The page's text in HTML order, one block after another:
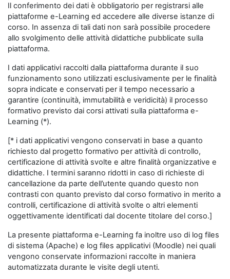
Il conferimento dei dati è obbligatorio per registrarsi alle
piattaforme e-Learning ed accedere alle diverse istanze di
corso. In assenza di tali dati non sarà possibile procedere
allo svolgimento delle attività didattiche pubblicate sulla
piattaforma.
I dati applicativi raccolti dalla piattaforma durante il suo
funzionamento sono utilizzati esclusivamente per le finalità
sopra indicate e conservati per il tempo necessario a
garantire (continuità, immutabilità e veridicità) il processo
formativo previsto dai corsi attivati sulla piattaforma e-
Learning (*).
[* i dati applicativi vengono conservati in base a quanto
richiesto dal progetto formativo per attività di controllo,
certificazione di attività svolte e altre finalità organizzative e
didattiche. I termini saranno ridotti in caso di richieste di
cancellazione da parte dell’utente quando questo non
contrasti con quanto previsto dal corso formativo in merito a
controlli, certificazione di attività svolte o altri elementi
oggettivamente identificati dal docente titolare del corso.]
La presente piattaforma e-Learning fa inoltre uso di log files
di sistema (Apache) e log files applicativi (Moodle) nei quali
vengono conservate informazioni raccolte in maniera
automatizzata durante le visite degli utenti.